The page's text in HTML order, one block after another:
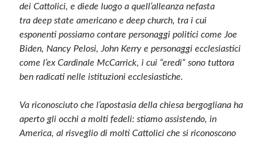
dei Cattolici, e diede luogo a quell’alleanza nefasta
tra deep state americano e deep church, tra i cui
esponenti possiamo contare personaggi politici come Joe
Biden, Nancy Pelosi, John Kerry e personaggi ecclesiastici
come l’ex Cardinale McCarrick, i cui “eredi” sono tuttora
ben radicati nelle istituzioni ecclesiastiche.
Va riconosciuto che l’apostasia della chiesa bergogliana ha
aperto gli occhi a molti fedeli: stiamo assistendo, in
America, al risveglio di molti Cattolici che si riconoscono